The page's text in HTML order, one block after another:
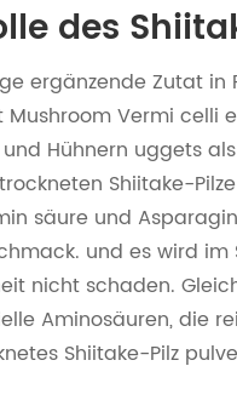
des
ergänzende Zutat
Vermi celli
und Hühnern uggets
Shiitake-
säure und
und es wird im
nicht schaden.
Aminosäuren, die
Shiitake-Pilz